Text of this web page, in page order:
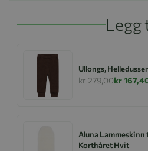
Legg
Ullongs,
kr 279,00kr
Aluna Lammeskinn
Korthåret Hvit